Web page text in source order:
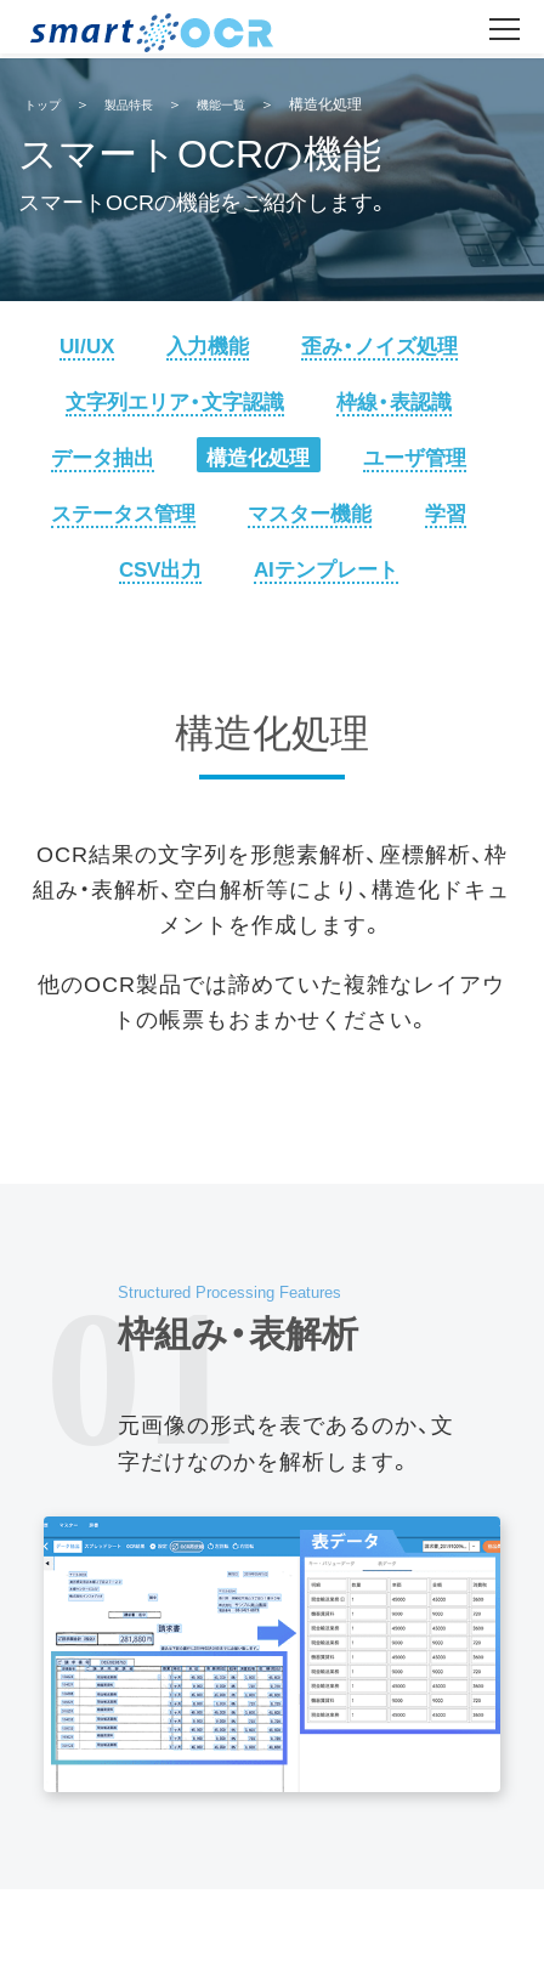
トップ 製品特長 機能一覧 構造化処理
スマートOCRの機能
スマートOCRの機能をご紹介します。
UI/UX 入力機能 歪み・ノイズ処理
文字列エリア・文字認識 枠線・表認識
データ抽出 構造化処理 ユーザ管理
ステータス管理 マスター機能 学習
CSV出力 AIテンプレート
構造化処理
OCR結果の文字列を形態素解析、座標解析、枠
組み・表解析、空白解析等により、構造化ドキュ
メントを作成します。
他のOCR製品では諦めていた複雑なレイアウ
トの帳票もおまかせください。
Structured Processing Features
01
枠組み・表解析
元画像の形式を表であるのか、文
字だけなのかを解析します。